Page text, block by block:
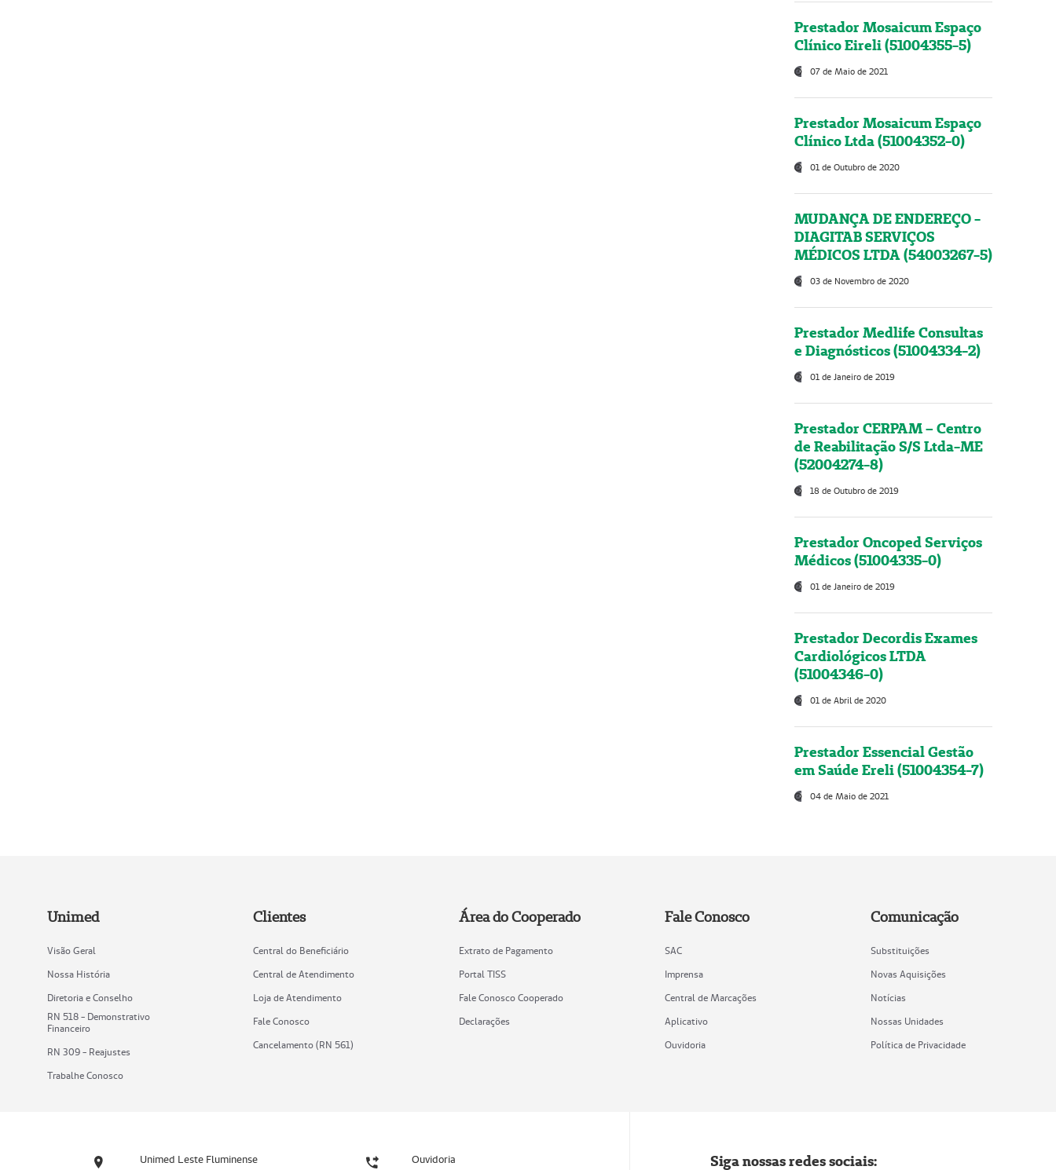
Prestador Mosaicum Espaço
Clínico Eireli (51004355-5)
07 de Maio de 2021
Prestador Mosaicum Espaço
Clínico Ltda (51004352-0)
01 de Outubro de 2020
MUDANÇA DE ENDEREÇO -
DIAGITAB SERVIÇOS
MÉDICOS LTDA (54003267-5)
03 de Novembro de 2020
Prestador Medlife Consultas
e Diagnósticos (51004334-2)
01 de Janeiro de 2019
Prestador CERPAM – Centro
de Reabilitação S/S Ltda-ME
(52004274-8)
18 de Outubro de 2019
Prestador Oncoped Serviços
Médicos (51004335-0)
01 de Janeiro de 2019
Prestador Decordis Exames
Cardiológicos LTDA
(51004346-0)
01 de Abril de 2020
Prestador Essencial Gestão
em Saúde Ereli (51004354-7)
04 de Maio de 2021
Unimed
Visão Geral
Nossa História
Diretoria e Conselho
RN 518 - Demonstrativo
Financeiro
RN 309 - Reajustes
Trabalhe Conosco
Clientes
Central do Beneficiário
Central de Atendimento
Loja de Atendimento
Fale Conosco
Cancelamento (RN 561)
Área do Cooperado
Extrato de Pagamento
Portal TISS
Fale Conosco Cooperado
Declarações
Fale Conosco
SAC
Imprensa
Central de Marcações
Aplicativo
Ouvidoria
Comunicação
Substituições
Novas Aquisições
Notícias
Nossas Unidades
Política de Privacidade
Unimed Leste Fluminense Ouvidoria Siga nossas redes sociais: